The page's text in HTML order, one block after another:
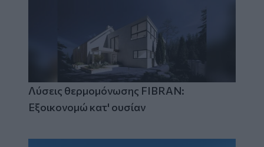
Λύσεις θερμομόνωσης FIBRAN:
Εξοικονομώ κατ' ουσίαν